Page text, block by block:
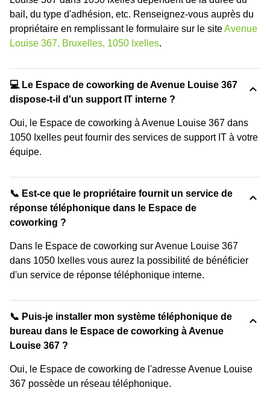
bail, du type d'adhésion, etc. Renseignez-vous auprès du
propriétaire en remplissant le formulaire sur le siteAvenue
Louise 367, Bruxelles, 1050 Ixelles.
💻 Le Espace de coworking de Avenue Louise 367
dispose-t-il d'un support IT interne ?
Oui, le Espace de coworking à Avenue Louise 367 dans
1050 Ixelles peut fournir des services de support IT à votre
équipe.
📞 Est-ce que le propriétaire fournit un service de
réponse téléphonique dans le Espace de
coworking ?
Dans le Espace de coworking sur Avenue Louise 367
dans 1050 Ixelles vous aurez la possibilité de bénéficier
d'un service de réponse téléphonique interne.
📞 Puis-je installer mon système téléphonique de
bureau dans le Espace de coworking à Avenue
Louise 367 ?
Oui, le Espace de coworking de l'adresse Avenue Louise
367 possède un réseau téléphonique.